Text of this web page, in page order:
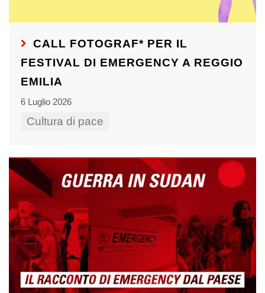
CALL FOTOGRAF* PER IL
FESTIVAL DI EMERGENCY A REGGIO
EMILIA
6 Luglio 2026
Cultura di pace